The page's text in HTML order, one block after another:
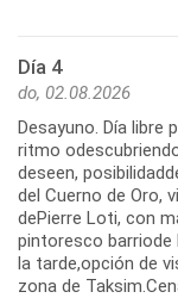
Día 4
do, 02.08.2026
Desayuno. Día libre
ritmo
deseen,
del Cuerno de Oro,
dePierre Loti, con
pintoresco barriode
la tarde,opción de
zona de